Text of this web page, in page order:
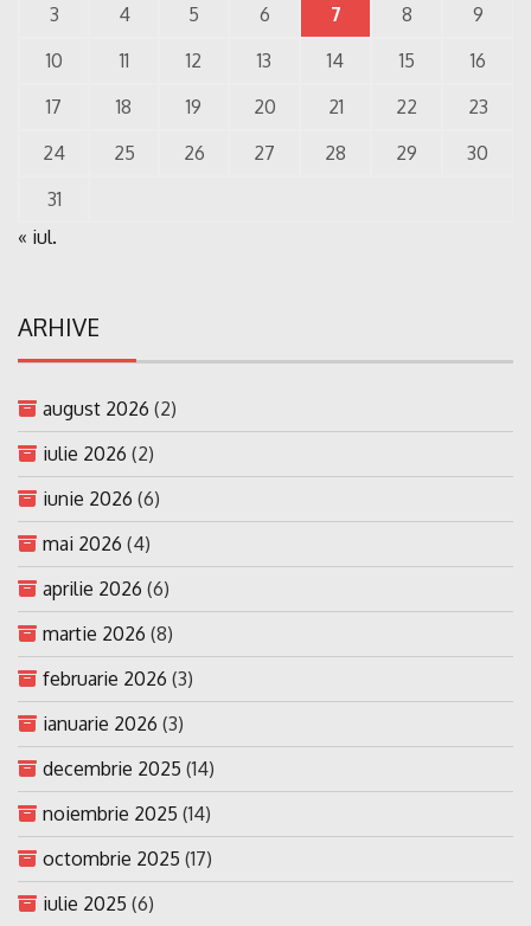
3
4 5 6 7 8
9
10
11 12 13 14 15
16
17
18 19 20 21 22
23
24
25 26 27 28 29
30
31
« iul.
ARHIVE
august 2026 (2)
iulie 2026 (2)
iunie 2026 (6)
mai 2026 (4)
aprilie 2026 (6)
martie 2026 (8)
februarie 2026 (3)
ianuarie 2026 (3)
decembrie 2025 (14)
noiembrie 2025 (14)
octombrie 2025 (17)
iulie 2025 (6)